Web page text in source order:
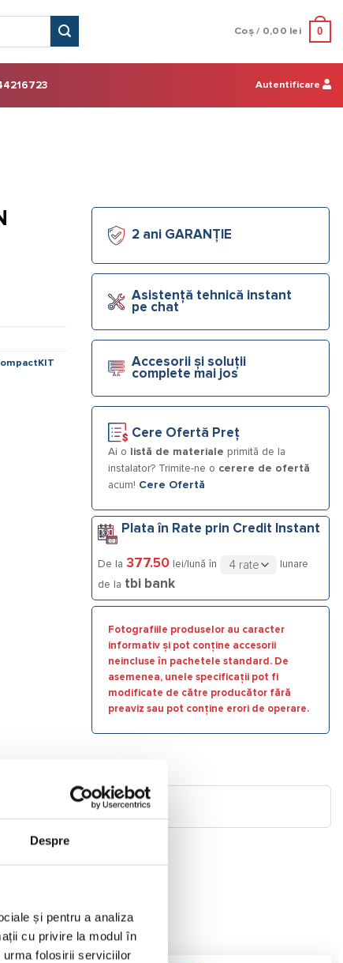
Despre
și pentru a analiza
cu privire la modul în
folosirii serviciilor
Coș / 0,00 lei 0
Autentificare
2 ani GARANȚIE
Asistență tehnică instant
pe chat
Accesorii și soluții
complete mai jos
Cere Ofertă Preț
Ai o listă de materiale primită de la
instalator? Trimite-ne o cerere de ofertă
acum! Cere Ofertă
Plata în Rate prin Credit Instant
De la 377.50 lei/lună în
lunare
de la tbi bank
Fotografiile produselor au caracter
informativ și pot conține accesorii
neincluse în pachetele standard. De
asemenea, unele specificații pot fi
modificate de către producător fără
preaviz sau pot conține erori de operare.